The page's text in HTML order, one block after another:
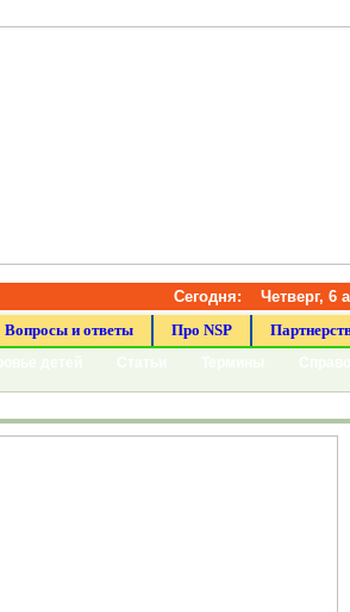
Сегодня: Четверг, 6
Вопросы и ответы Про NSP